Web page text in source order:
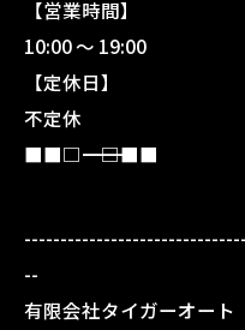
【営業時間】
10:00 〜 19:00
【定休日】
不定休
■■□―――――――――――――――――――□■■
--
有限会社タイガーオート